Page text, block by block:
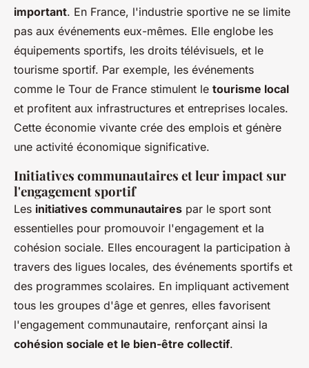
important. En France, l'industrie sportive ne se limite
pas aux événements eux-mêmes. Elle englobe les
équipements sportifs, les droits télévisuels, et le
tourisme sportif. Par exemple, les événements
comme le Tour de France stimulent le tourisme local
et profitent aux infrastructures et entreprises locales.
Cette économie vivante crée des emplois et génère
une activité économique significative.
Initiatives communautaires et leur impact sur
l'engagement sportif
Les initiatives communautaires par le sport sont
essentielles pour promouvoir l'engagement et la
cohésion sociale. Elles encouragent la participation à
travers des ligues locales, des événements sportifs et
des programmes scolaires. En impliquant activement
tous les groupes d'âge et genres, elles favorisent
l'engagement communautaire, renforçant ainsi la
cohésion sociale et le bien-être collectif.